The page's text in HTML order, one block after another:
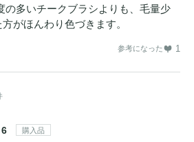
の多いチークブラシよりも、毛量少
がほんわり色づきます。
参考になった 1
6 購入品